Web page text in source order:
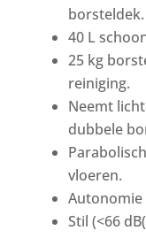
borsteldek.
40 L
25 kg
reiniging.
Neemt
dubbele
vloeren.
Autonomie
Stil (<66